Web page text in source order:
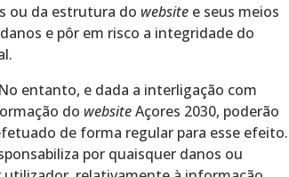
ou da estrutura do website e seus meios
e pôr em risco a integridade do
entanto, e dada a interligação com
do websiteAçores 2030, poderão
de forma regular para esse efeito.
por quaisquer danos ou